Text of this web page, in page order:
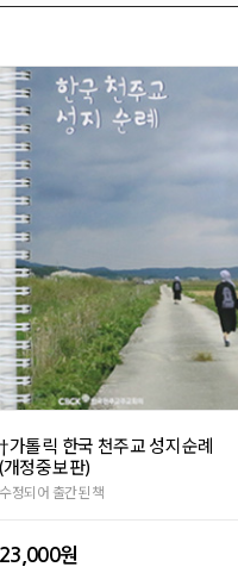
†가톨릭 한국 천주교 성지순례
(개정중보판)
수정되어 출간된 책
23,000원